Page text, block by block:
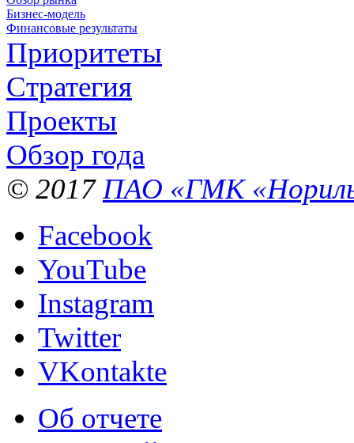
Бизнес-модель
Финансовые результаты
Приоритеты
Стратегия
Проекты
Обзор года
© 2017 ПАО «ГМК
Facebook
YouTube
Instagram
Twitter
VKontakte
Об отчете